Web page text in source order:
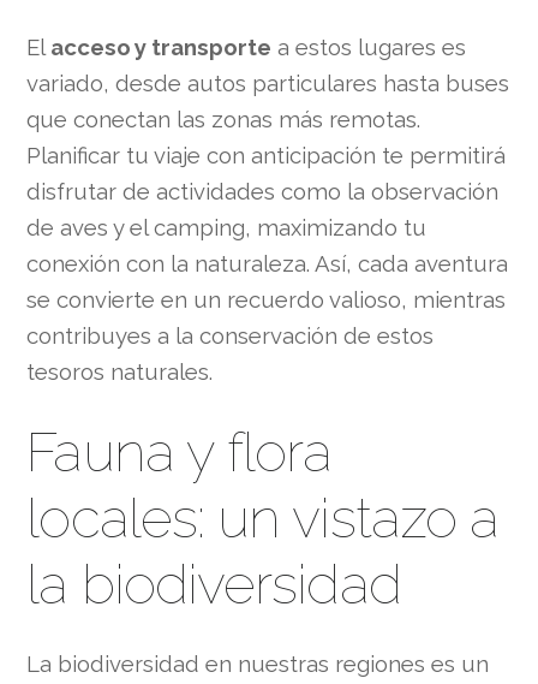
El acceso y transporte a estos lugares es
variado, desde autos particulares hasta buses
que conectan las zonas más remotas.
Planificar tu viaje con anticipación te permitirá
disfrutar de actividades como la observación
de aves y el camping, maximizando tu
conexión con la naturaleza. Así, cada aventura
se convierte en un recuerdo valioso, mientras
contribuyes a la conservación de estos
tesoros naturales.
Fauna y flora
locales: un vistazo a
la biodiversidad
La biodiversidad en nuestras regiones es un